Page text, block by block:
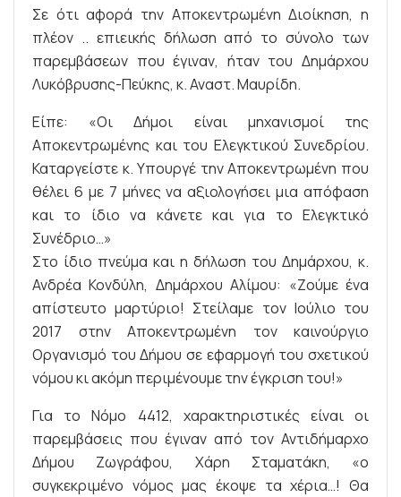
Σε ότι αφορά την Αποκεντρωμένη Διοίκηση, η
πλέον .. επιεικής δήλωση από το σύνολο των
παρεμβάσεων που έγιναν, ήταν του Δημάρχου
Λυκόβρυσης-Πεύκης, κ. Αναστ. Μαυρίδη.
Είπε: «Οι Δήμοι είναι μηχανισμοί της
Αποκεντρωμένης και του Ελεγκτικού Συνεδρίου.
Καταργείστε κ. Υπουργέ την Αποκεντρωμένη που
θέλει 6 με 7 μήνες να αξιολογήσει μια απόφαση
και το ίδιο να κάνετε και για το Ελεγκτικό
Συνέδριο…»
Στο ίδιο πνεύμα και η δήλωση του Δημάρχου, κ.
Ανδρέα Κονδύλη, Δημάρχου Αλίμου: «Ζούμε ένα
απίστευτο μαρτύριο! Στείλαμε τον Ιούλιο του
2017 στην Αποκεντρωμένη τον καινούργιο
Οργανισμό του Δήμου σε εφαρμογή του σχετικού
νόμου κι ακόμη περιμένουμε την έγκριση του!»
Για το Νόμο 4412, χαρακτηριστικές είναι οι
παρεμβάσεις που έγιναν από τον Αντιδήμαρχο
Δήμου Ζωγράφου, Χάρη Σταματάκη, «ο
συγκεκριμένο νόμος μας έκοψε τα χέρια…! Θα